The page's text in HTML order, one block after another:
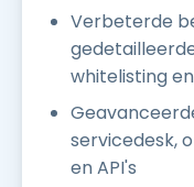
Verbeterde
whitelisting
servicedesk,
en API's